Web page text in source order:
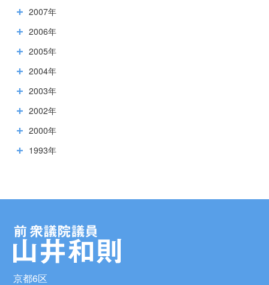
2007年
2006年
2005年
2004年
2003年
2002年
2000年
1993年
京都6区